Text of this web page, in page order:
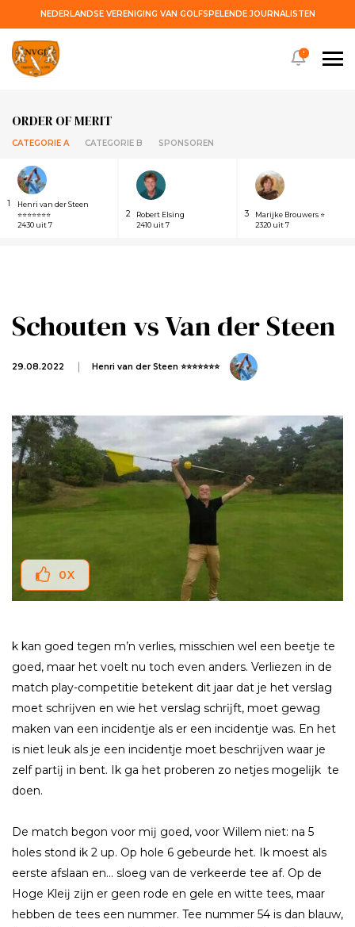
NEDERLANDSE VERENIGING VAN GOLFSPELENDE JOURNALISTEN
ORDER OF MERIT
CATEGORIE A CATEGORIE B SPONSOREN
1
Henri van der Steen
⭐⭐⭐⭐⭐⭐⭐
2430 uit 7
2
Robert Elsing
2410 uit 7
3
Marijke Brouwers ⭐
2320 uit 7
!
Schouten vs Van der Steen
29.08.2022 Henri van der Steen ⭐⭐⭐⭐⭐⭐⭐
0X
k kan goed tegen m’n verlies, misschien wel een beetje te
goed, maar het voelt nu toch even anders. Verliezen in de
match play-competitie betekent dit jaar dat je het verslag
moet schrĳven en wie het verslag schrĳft, moet gewag
maken van een incidentje als er een incidentje was. En het
is niet leuk als je een incidentje moet beschrĳven waar je
zelf partĳ in bent. Ik ga het proberen zo netjes mogelĳk te
doen.
De match begon voor mĳ goed, voor Willem niet: na 5
holes stond ik 2 up. Op hole 6 gebeurde het. Ik moest als
eerste afslaan en… sloeg van de verkeerde tee af. Op de
Hoge Kleĳ zĳn er geen rode en gele en witte tees, maar
hebben de tees een nummer. Tee nummer 54 is dan blauw,